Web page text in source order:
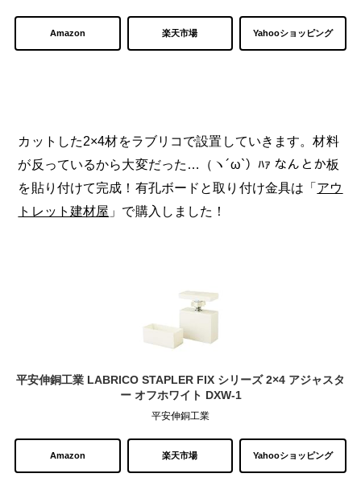
Amazon 楽天市場 Yahooショッピング
カットした2×4材をラブリコで設置していきます。材料
が反っているから大変だった…（ヽ´ω`）ﾊｧ なんとか板
を貼り付けて完成！有孔ボードと取り付け金具は「 アウ
トレット建材屋 」で購入しました！
平安伸銅工業 LABRICO STAPLER FIX シリーズ 2×4 アジャスタ
ー オフホワイト DXW-1
平安伸銅工業
Amazon 楽天市場 Yahooショッピング